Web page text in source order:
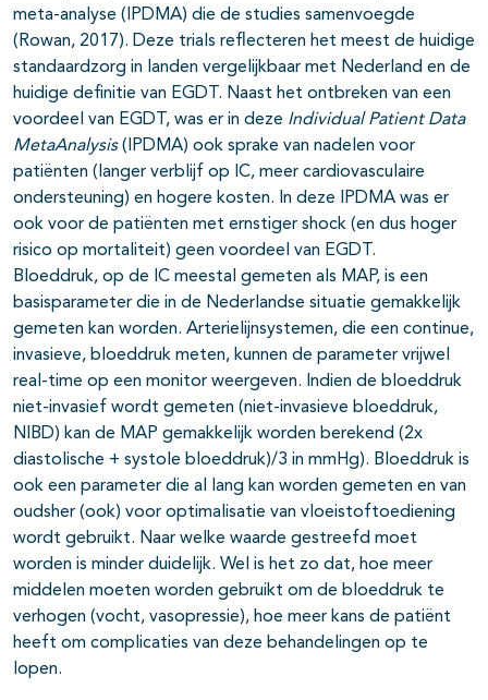
meta-analyse (IPDMA) die de studies samenvoegde
(Rowan, 2017). Deze trials reflecteren het meest de huidige
standaardzorg in landen vergelijkbaar met Nederland en de
huidige definitie van EGDT. Naast het ontbreken van een
voordeel van EGDT, was er in deze Individual Patient Data
MetaAnalysis(IPDMA) ook sprake van nadelen voor
patiënten (langer verblijf op IC, meer cardiovasculaire
ondersteuning) en hogere kosten. In deze IPDMA was er
ook voor de patiënten met ernstiger shock (en dus hoger
risico op mortaliteit) geen voordeel van EGDT.
Bloeddruk, op de IC meestal gemeten als MAP, is een
basisparameter die in de Nederlandse situatie gemakkelijk
gemeten kan worden. Arterielijnsystemen, die een continue,
invasieve, bloeddruk meten, kunnen de parameter vrijwel
real-time op een monitor weergeven. Indien de bloeddruk
niet-invasief wordt gemeten (niet-invasieve bloeddruk,
NIBD) kan de MAP gemakkelijk worden berekend (2x
diastolische + systole bloeddruk)/3 in mmHg). Bloeddruk is
ook een parameter die al lang kan worden gemeten en van
oudsher (ook) voor optimalisatie van vloeistoftoediening
wordt gebruikt. Naar welke waarde gestreefd moet
worden is minder duidelijk. Wel is het zo dat, hoe meer
middelen moeten worden gebruikt om de bloeddruk te
verhogen (vocht, vasopressie), hoe meer kans de patiënt
heeft om complicaties van deze behandelingen op te
lopen.